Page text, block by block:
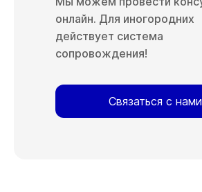
онлайн. Для иногородних
действует система
сопровождения!
Связаться с нами